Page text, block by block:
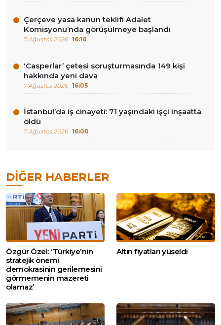
Çerçeve yasa kanun teklifi Adalet
Komisyonu’nda görüşülmeye başlandı
7 Ağustos 2026 16:10
‘Casperlar’ çetesi soruşturmasında 149 kişi
hakkında yeni dava
7 Ağustos 2026 16:05
İstanbul’da iş cinayeti: 71 yaşındaki işçi inşaatta
öldü
7 Ağustos 2026 16:00
DIĞER HABERLER
Özgür Özel: ‘Türkiye’nin
stratejik önemi
demokrasinin gerilemesini
görmemenin mazereti
olamaz’
Altın fiyatları yüseldi